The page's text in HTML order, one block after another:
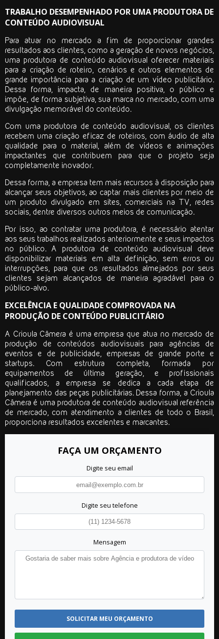
TRABALHO DESEMPENHADO POR UMA PRODUTORA DE
CONTEÚDO AUDIOVISUAL
Para atuar no mercado a fim de proporcionar grandes
resultados aos clientes, como a geração de novos negócios,
uma produtora de conteúdo audiovisual oferecer materiais
para a criação de roteiro, cenários e outros elementos de
grande importância para a criação de um vídeo publicitário.
Dessa forma, impacta, de maneira positiva, o público e
impõe, de forma subjetiva, sua marca no mercado, com uma
divulgação memorável do conteúdo.
Com uma produtora de conteúdo audiovisual, os clientes
recebem uma criação eficaz de roteiros, com áudio de alta
qualidade para o material, além de vídeos e animações
impactantes que contribuem para que o projeto seja
completamente inovador.
Dessa forma, a empresa tem mais recursos à disposição para
alcançar seus objetivos, ao captar mais clientes por meio de
um produto divulgado em sites, comerciais na TV, redes
sociais, dentre diversos outros meios de comunicação.
Por isso, ao contratar uma produtora, é necessário atentar
aos seus trabalhos realizados anteriormente e seus impactos
no público. A produtora de conteúdo audiovisual deve
disponibilizar materiais em alta definição, sem erros ou
interrupções, para que os resultados almejados por seus
clientes sejam alcançados de maneira agradável para o
público-alvo.
EXCELÊNCIA E QUALIDADE COMPROVADA NA
PRODUÇÃO DE CONTEÚDO PUBLICITÁRIO
A Crioula Câmera é uma empresa que atua no mercado de
produção de conteúdos audiovisuais para agências de
eventos e de publicidade, empresas de grande porte e
startups. Com estrutura completa, formada por
equipamentos de última geração, e profissionais
qualificados, a empresa se dedica a cada etapa de
planejamento das peças publicitárias. Dessa forma, a Crioula
Câmera é uma produtora de conteúdo audiovisual referência
de mercado, com atendimento a clientes de todo o Brasil,
proporciona resultados excelentes e marcantes.
FAÇA UM ORÇAMENTO
Digite seu email
Digite seu telefone
Mensagem
SOLICITAR MEU ORÇAMENTO